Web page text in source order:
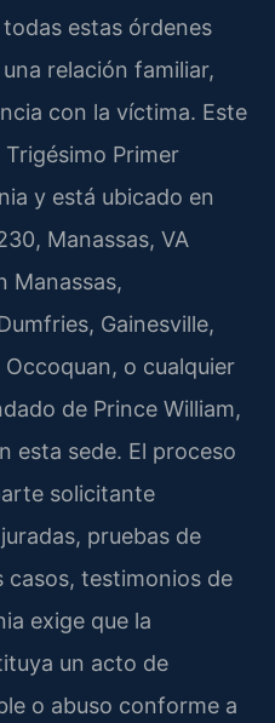
estas órdenes
relación familiar,
con la víctima. Este
Primer
y está ubicado en
Manassas, VA
Manassas,
Gainesville,
o cualquier
de Prince William,
esta sede. El proceso
solicitante
pruebas de
casos, testimonios de
exige que la
un acto de
o abuso conforme a